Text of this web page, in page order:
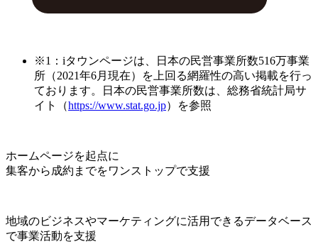
※1：iタウンページは、日本の民営事業所数516万事業
所（2021年6月現在）を上回る網羅性の高い掲載を行っ
ております。日本の民営事業所数は、総務省統計局サ
イト（https://www.stat.go.jp）を参照
ホームページを起点に
集客から成約までをワンストップで支援
地域のビジネスやマーケティングに活用できるデータベース
で事業活動を支援